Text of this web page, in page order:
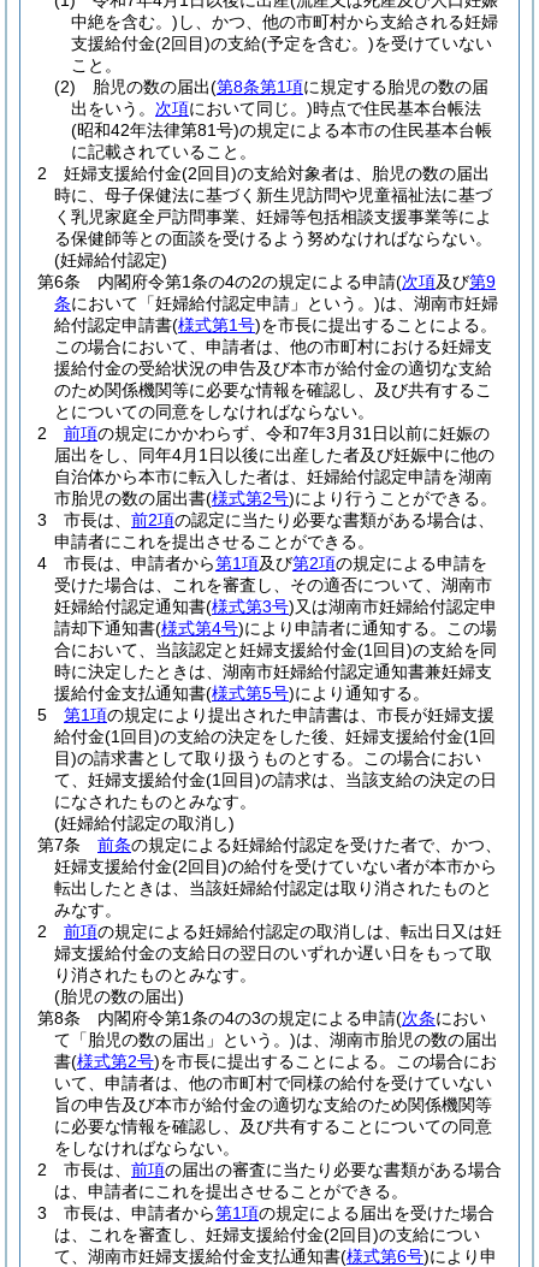
中絶を含む。) し、かつ、他の市町村から支給される妊婦
支援給付金(2回目)の支給(予定を含む。)を受けていない
こと。
(2)
胎児の数の届出(第8条第1項に規定する胎児の数の届
出をいう。 次項において同じ。)時点で住民基本台帳法
(昭和42年法律第81号)の規定による本市の住民基本台帳
に記載されていること。
2
妊婦支援給付金(2回目)の支給対象者は、胎児の数の届出
時に、母子保健法に基づく新生児訪問や児童福祉法に基づ
く乳児家庭全戸訪問事業、妊婦等包括相談支援事業等によ
る保健師等との面談を受けるよう努めなければならない。
(妊婦給付認定)
第6条
内閣府令第1条の4の2の規定による申請(次項及び第9
条において「妊婦給付認定申請」という。)は、湖南市妊婦
給付認定申請書(様式第1号)を市長に提出することによる。
この場合において、申請者は、他の市町村における妊婦支
援給付金の受給状況の申告及び本市が給付金の適切な支給
のため関係機関等に必要な情報を確認し、及び共有するこ
とについての同意をしなければならない。
2
前項の規定にかかわらず、令和7年3月31日以前に妊娠の
届出をし、同年4月1日以後に出産した者及び妊娠中に他の
自治体から本市に転入した者は、妊婦給付認定申請を湖南
市胎児の数の届出書(様式第2号)により行うことができる。
3
市長は、 前2項の認定に当たり必要な書類がある場合は、
申請者にこれを提出させることができる。
4
市長は、申請者から第1項及び第2項の規定による申請を
受けた場合は、これを審査し、その適否について、湖南市
妊婦給付認定通知書(様式第3号)又は湖南市妊婦給付認定申
請却下通知書(様式第4号)により申請者に通知する。
この場
合において、当該認定と妊婦支援給付金(1回目)の支給を同
時に決定したときは、湖南市妊婦給付認定通知書兼妊婦支
援給付金支払通知書(様式第5号)により通知する。
5
第1項の規定により提出された申請書は、市長が妊婦支援
給付金(1回目)の支給の決定をした後、妊婦支援給付金(1回
目)の請求書として取り扱うものとする。
この場合におい
て、妊婦支援給付金(1回目)の請求は、当該支給の決定の日
になされたものとみなす。
(妊婦給付認定の取消し)
第7条
前条の規定による妊婦給付認定を受けた者で、かつ、
妊婦支援給付金(2回目)の給付を受けていない者が本市から
転出したときは、当該妊婦給付認定は取り消されたものと
みなす。
2
前項の規定による妊婦給付認定の取消しは、転出日又は妊
婦支援給付金の支給日の翌日のいずれか遅い日をもって取
り消されたものとみなす。
(胎児の数の届出)
第8条
内閣府令第1条の4の3の規定による申請(次条におい
て「胎児の数の届出」という。)は、湖南市胎児の数の届出
書(様式第2号)を市長に提出することによる。
この場合にお
いて、申請者は、他の市町村で同様の給付を受けていない
旨の申告及び本市が給付金の適切な支給のため関係機関等
に必要な情報を確認し、及び共有することについての同意
をしなければならない。
2
市長は、 前項の届出の審査に当たり必要な書類がある場合
は、申請者にこれを提出させることができる。
3
市長は、申請者から第1項の規定による届出を受けた場合
は、これを審査し、妊婦支援給付金(2回目)の支給につい
て、湖南市妊婦支援給付金支払通知書(様式第6号)により申